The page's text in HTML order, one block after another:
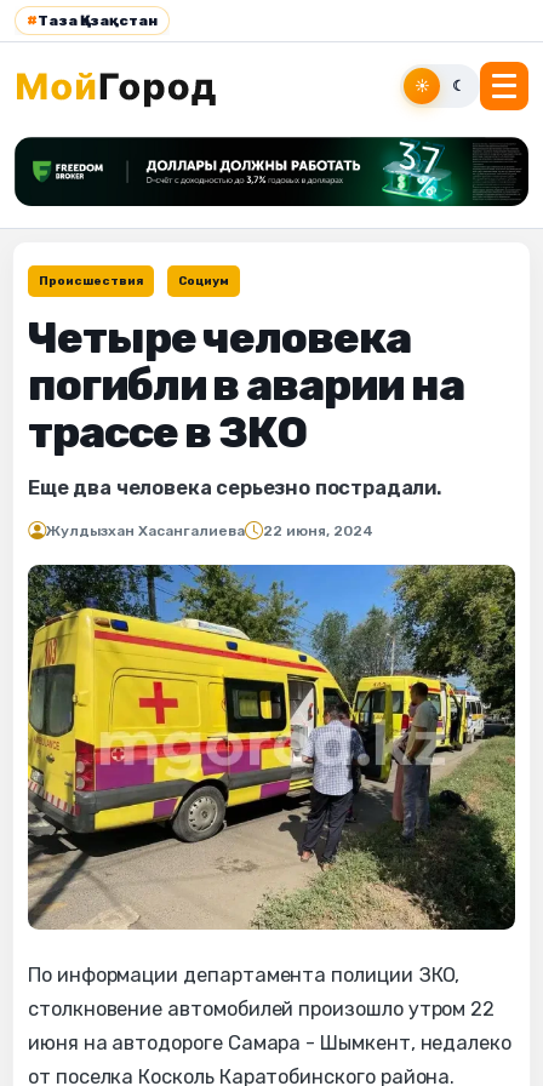
#Таза Қазақстан
☀ ☾
Происшествия Социум
Четыре человека
погибли в аварии на
трассе в ЗКО
Еще два человека серьезно пострадали.
Жулдызхан Хасангалиева 22 июня, 2024
По информации департамента полиции ЗКО,
столкновение автомобилей произошло утром 22
июня на автодороге Самара - Шымкент, недалеко
от поселка Косколь Каратобинского района.